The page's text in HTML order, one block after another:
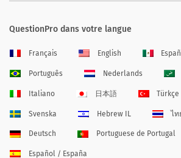
QuestionPro dans votre langue
Français English
Português Nederlands
Italiano 日本語 Türkçe
Svenska Hebrew IL ไท
Deutsch Portuguese de Portugal
Español / España